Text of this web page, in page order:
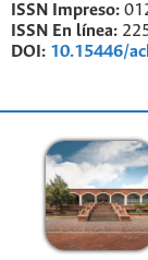
ISSN Impreso:
ISSN En línea:
DOI: 10.15446/